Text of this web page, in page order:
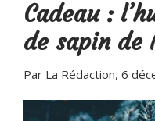
Cadeau :
de sapin de
Par La Rédaction, 6